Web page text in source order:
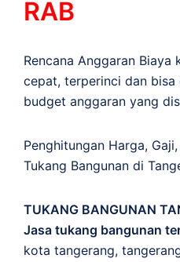
RAB
Rencana Anggaran Biaya
cepat, terperinci dan bisa
budget anggaran yang
Penghitungan Harga, Gaji,
Tukang Bangunan di
TUKANG BANGUNAN
Jasa tukang bangunan
kota tangerang,